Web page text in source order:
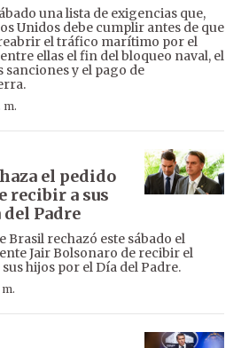
una lista de exigencias que,
Unidos debe cumplir antes de que
el tráfico marítimo por el
ellas el fin del bloqueo naval, el
y el pago de
m.
el pedido
recibir a sus
Padre
Brasil rechazó este sábado el
Jair Bolsonaro de recibir el
hijos por el Día del Padre.